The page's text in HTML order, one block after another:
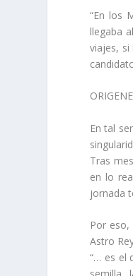
“En los
llegaba
viajes,
En tal
Tras
en lo
jornada
Por
Astro
“… es el